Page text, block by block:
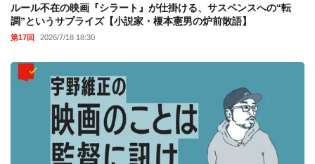
ルール不在の映画『シラート』が仕掛ける、サスペンスへの“転
調”というサプライズ【小説家・榎本憲男の炉前散語】
第17回 2026/7/18 18:30